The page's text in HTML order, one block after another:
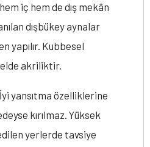
iç hem de dış mekân
dışbükey aynalar
yapılır. Kubbesel
akriliktir.
yansıtma özelliklerine
kırılmaz. Yüksek
yerlerde tavsiye